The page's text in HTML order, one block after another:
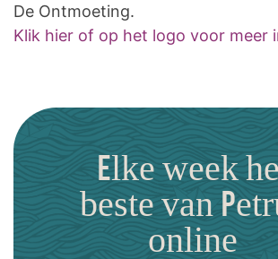
De Ontmoeting.
Klik hier of op het logo voor meer
Elke week
beste van
online